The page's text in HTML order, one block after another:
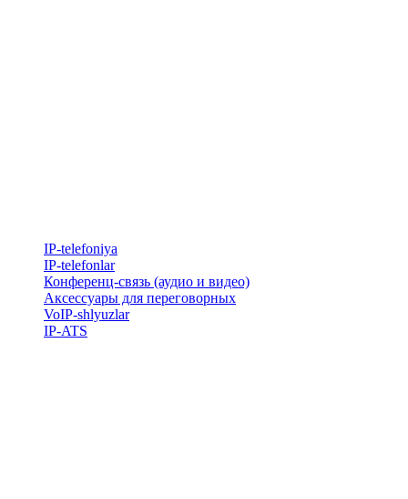
IP-telefoniya
​IP-telefonlar
Конференц-связь (аудио и видео)
Аксессуары для переговорных
VoIP-shlyuzlar
IP-ATS